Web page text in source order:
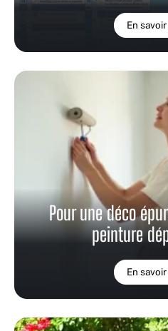
En
Pour une déco
peinture
En